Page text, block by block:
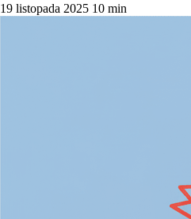
19 listopada 2025 10 min